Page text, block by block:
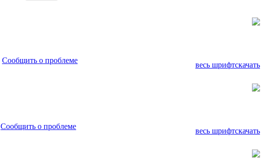
Сообщить о проблеме
весь шрифтскачать
Сообщить о проблеме
весь шрифтскачать